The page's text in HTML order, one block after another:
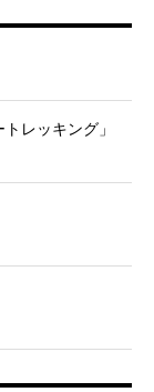
レッキング」